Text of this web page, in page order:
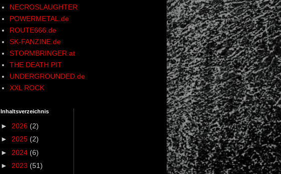
NECROSLAUGHTER
POWERMETAL.de
ROUTE666.de
SK-FANZINE.de
STORMBRINGER.at
THE DEATH PIT
UNDERGROUNDED.de
XXL ROCK
Inhaltsverzeichnis
► 2026 (2)
► 2025 (2)
► 2024 (6)
► 2023 (51)